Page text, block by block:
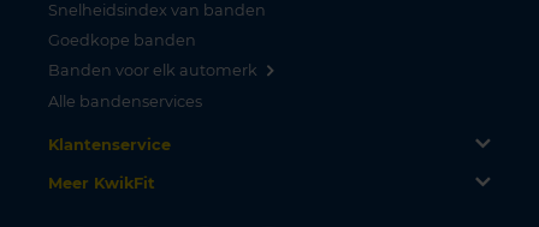
Snelheidsindex van banden
Goedkope banden
Banden voor elk automerk
Alle bandenservices
Klantenservice
Meer KwikFit